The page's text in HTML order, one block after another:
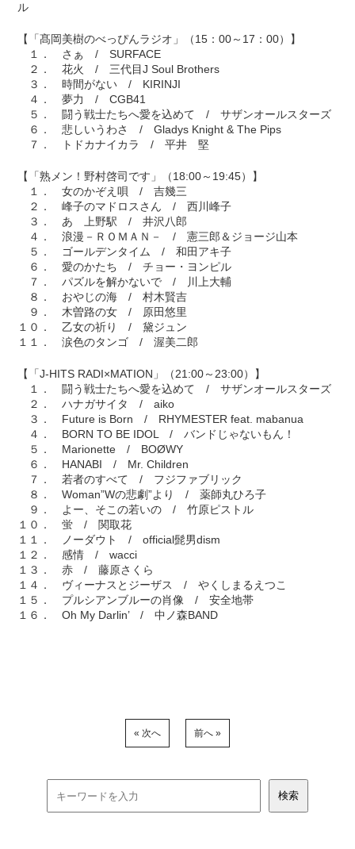
ル
【「髙岡美樹のべっぴんラジオ」（15：00～17：00）】
１． さぁ / SURFACE
２． 花火 / 三代目J Soul Brothers
３． 時間がない / KIRINJI
４． 夢力 / CGB41
５． 闘う戦士たちへ愛を込めて / サザンオールスターズ
６． 悲しいうわさ / Gladys Knight & The Pips
７． トドカナイカラ / 平井 堅
【「熟メン！野村啓司です」（18:00～19:45）】
１． 女のかぞえ唄 / 吉幾三
２． 峰子のマドロスさん / 西川峰子
３． あゝ上野駅 / 井沢八郎
４． 浪漫－ＲＯＭＡＮ－ / 憲三郎＆ジョージ山本
５． ゴールデンタイム / 和田アキ子
６． 愛のかたち / チョー・ヨンピル
７． パズルを解かないで / 川上大輔
８． おやじの海 / 村木賢吉
９． 木曽路の女 / 原田悠里
１０． 乙女の祈り / 黛ジュン
１１． 涙色のタンゴ / 渥美二郎
【「J-HITS RADI×MATION」（21:00～23:00）】
１． 闘う戦士たちへ愛を込めて / サザンオールスターズ
２． ハナガサイタ / aiko
３． Future is Born / RHYMESTER feat. mabanua
４． BORN TO BE IDOL / バンドじゃないもん！
５． Marionette / BOØWY
６． HANABI / Mr. Children
７． 若者のすべて / フジファブリック
８． Woman”Wの悲劇”より / 薬師丸ひろ子
９． よー、そこの若いの / 竹原ピストル
１０． 蛍 / 関取花
１１． ノーダウト / official髭男dism
１２． 感情 / wacci
１３． 赤 / 藤原さくら
１４． ヴィーナスとジーザス / やくしまるえつこ
１５． プルシアンブルーの肖像 / 安全地帯
１６． Oh My Darlin’ / 中ノ森BAND
« 次へ 前へ »